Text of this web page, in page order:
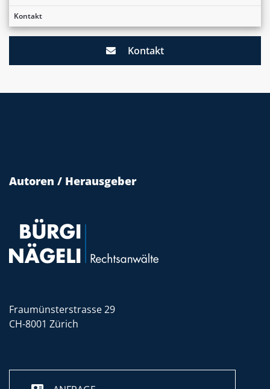
Kontakt
Kontakt
Autoren / Herausgeber
Fraumünsterstrasse 29
CH-8001 Zürich